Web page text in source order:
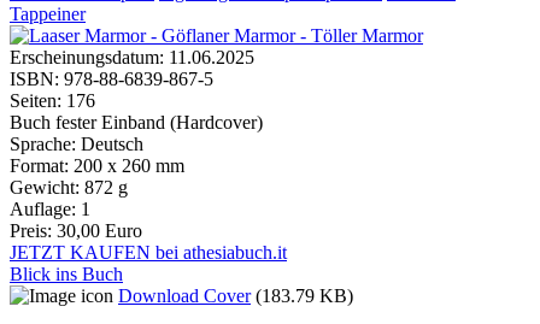
Tappeiner
Erscheinungsdatum: 11.06.2025
ISBN: 978-88-6839-867-5
Seiten: 176
Buch fester Einband (Hardcover)
Sprache: Deutsch
Format: 200 x 260 mm
Gewicht: 872 g
Auflage: 1
Preis: 30,00 Euro
JETZT KAUFEN bei athesiabuch.it
Blick ins Buch
Download Cover (183.79 KB)